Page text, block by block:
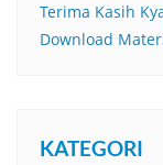
Terima Kasih
Download
KATEGORI